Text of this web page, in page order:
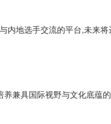
内地选手交流的平台,未来
兼具国际视野与文化底蕴